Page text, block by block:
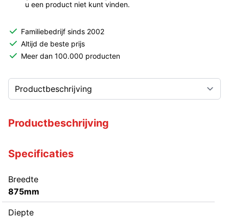
u een product niet kunt vinden.
Familiebedrijf sinds 2002
Altijd de beste prijs
Meer dan 100.000 producten
Productbeschrijving
Specificaties
Breedte
875mm
Diepte